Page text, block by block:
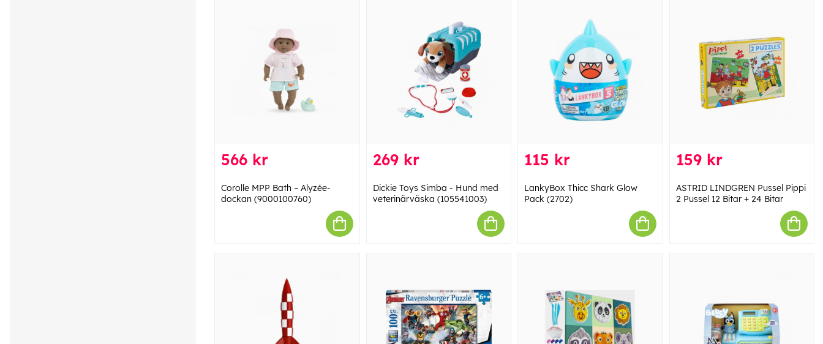
566 kr
Corolle MPP Bath – Alyzée-
dockan (9000100760)
269 kr
Dickie Toys Simba - Hund med
veterinärväska (105541003)
115 kr
LankyBox Thicc Shark Glow
Pack (2702)
159 kr
ASTRID LINDGREN Pussel Pippi
2 Pussel 12 Bitar + 24 Bitar